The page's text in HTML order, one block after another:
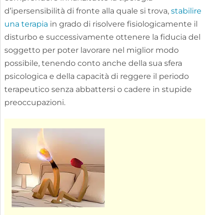
d’ipersensibilità di fronte alla quale si trova, stabilire
una terapia in grado di risolvere fisiologicamente il
disturbo e successivamente ottenere la fiducia del
soggetto per poter lavorare nel miglior modo
possibile, tenendo conto anche della sua sfera
psicologica e della capacità di reggere il periodo
terapeutico senza abbattersi o cadere in stupide
preoccupazioni.